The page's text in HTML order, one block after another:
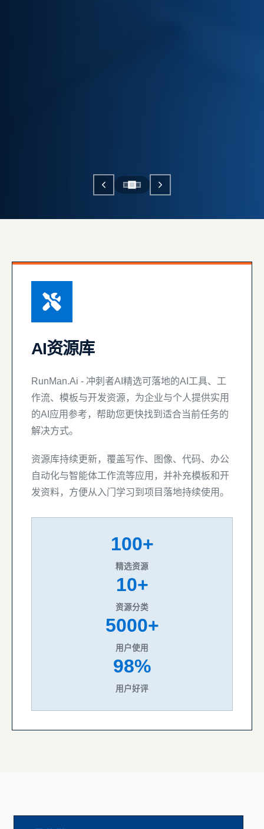
AI资源库
RunMan.Ai - 冲刺者AI精选可落地的AI工具、工
作流、模板与开发资源，为企业与个人提供实用
的AI应用参考，帮助您更快找到适合当前任务的
解决方式。
资源库持续更新，覆盖写作、图像、代码、办公
自动化与智能体工作流等应用，并补充模板和开
发资料，方便从入门学习到项目落地持续使用。
100+
精选资源
10+
资源分类
5000+
用户使用
98%
用户好评